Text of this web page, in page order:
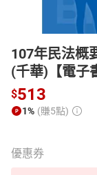
107年民法概
(千華)【電子
$513
1% (賺5點)
優惠券